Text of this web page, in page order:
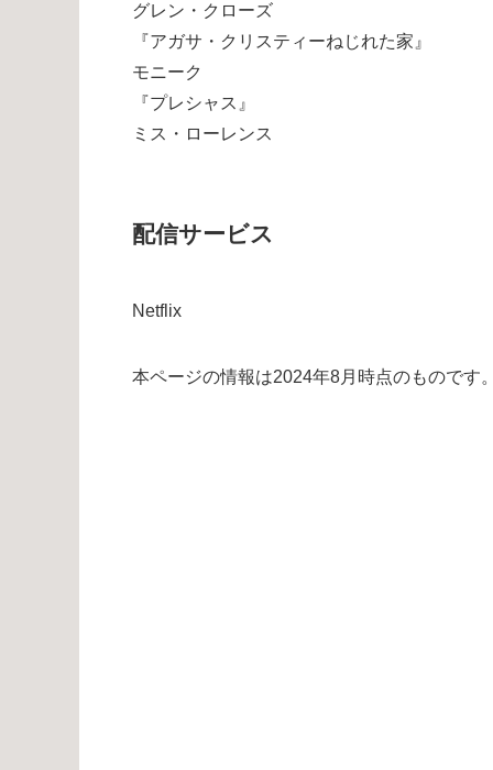
グレン・クローズ
『アガサ・クリスティーねじれた家』
モニーク
『プレシャス』
ミス・ローレンス
配信サービス
Netflix
本ページの情報は2024年8月時点のものです